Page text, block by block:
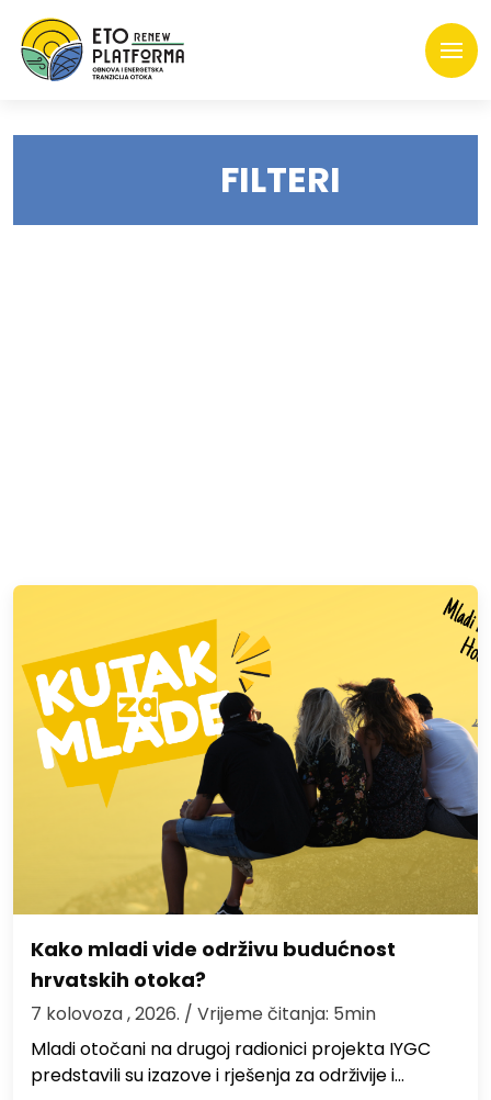
FILTERI
Kako mladi vide održivu budućnost
hrvatskih otoka?
7 kolovoza , 2026. / Vrijeme čitanja: 5min
Mladi otočani na drugoj radionici projekta IYGC
predstavili su izazove i rješenja za održivije i…